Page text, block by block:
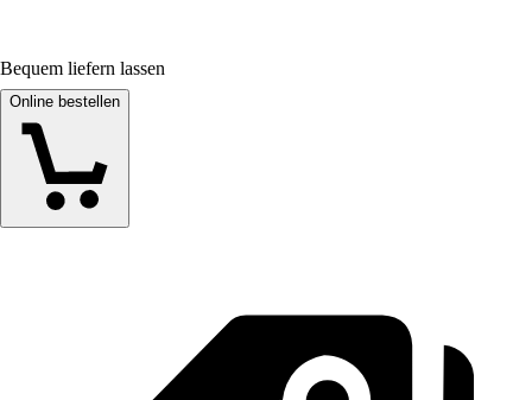
Bequem liefern lassen
Online bestellen